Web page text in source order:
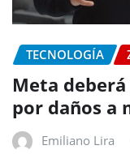
TECNOLOGÍA
Meta
por daños a
Emiliano Lira